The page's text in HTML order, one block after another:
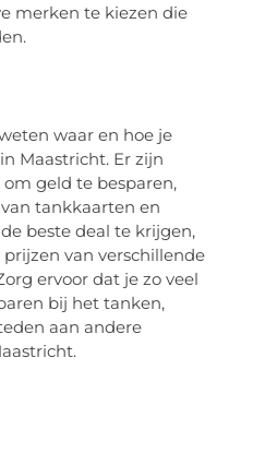
merken te kiezen die
waar en hoe je
Maastricht. Er zijn
geld te besparen,
tankkaarten en
beste deal te krijgen,
van verschillende
ervoor dat je zo veel
bij het tanken,
aan andere